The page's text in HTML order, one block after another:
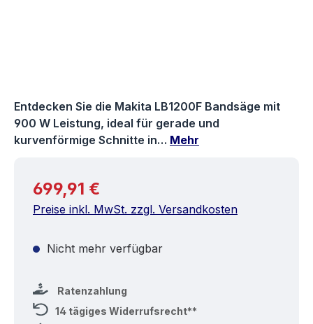
Entdecken Sie die Makita LB1200F Bandsäge mit
900 W Leistung, ideal für gerade und
kurvenförmige Schnitte in… Mehr
Regulärer Preis:
699,91 €
Preise inkl. MwSt. zzgl. Versandkosten
Nicht mehr verfügbar
Ratenzahlung
14 tägiges Widerrufsrecht**